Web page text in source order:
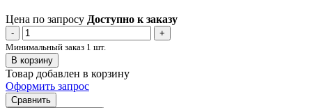
Цена по запросу Доступно к заказу
-
+
Минимальный заказ 1 шт.
В корзину
Товар добавлен в корзину
Оформить запрос
Сравнить